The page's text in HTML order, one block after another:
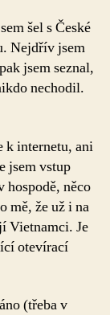
šel s České
Nejdřív jsem
jsem seznal,
nechodil.
k internetu, ani
jsem vstup
hospodě, něco
mě, že už i na
Vietnamci. Je
otevírací
(třeba v